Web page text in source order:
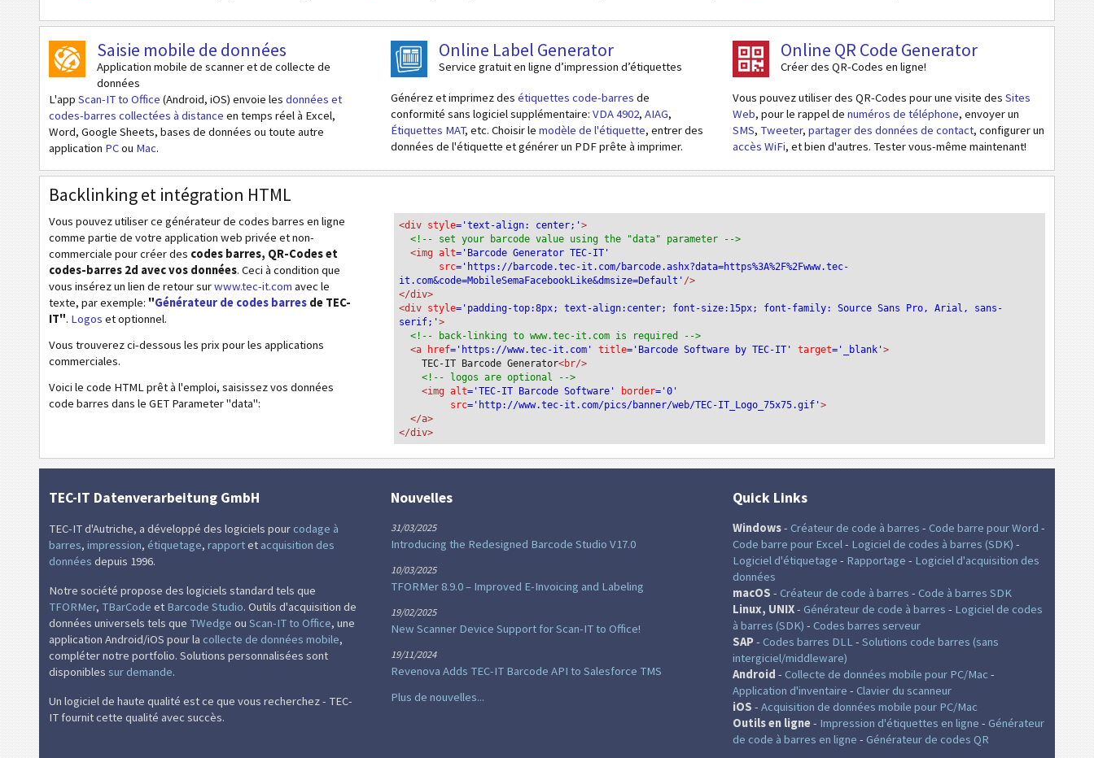
Codes de santé
Codes ISBN
Cartes de visite
Codes calendrier
Wi-Fi codes barres
Saisie mobile de données
Application mobile de scanner et de collecte de
données
L'app Scan-IT to Office (Android, iOS) envoie les données et
codes-barres collectées à distance en temps réel à Excel,
Word, Google Sheets, bases de données ou toute autre
application PCou Mac.
Online Label Generator
Service gratuit en ligne d’impression d’étiquettes
Générez et imprimez des étiquettes code-barres de
conformité sans logiciel supplémentaire: VDA 4902, AIAG,
Étiquettes MAT, etc. Choisir le modèle de l'étiquette, entrer des
données de l'étiquette et générer un PDF prête à imprimer.
Online QR Code Generator
Créer des QR-Codes en ligne!
Vous pouvez utiliser des QR-Codes pour une visite des Sites
Web, pour le rappel de numéros de téléphone, envoyer un
SMS, Tweeter, partager des données de contact, configurer un
accès WiFi, et bien d'autres. Tester vous-même maintenant!
Backlinking et intégration HTML
Vous pouvez utiliser ce générateur de codes barres en ligne
comme partie de votre application web privée et non-
commerciale pour créer des codes barres, QR-Codes et
codes-barres 2d avec vos données. Ceci à condition que
vous insérez un lien de retour surwww.tec-it.com avec le
texte, par exemple: "Générateur de codes barres de TEC-
IT". Logos et optionnel.
Vous trouverez ci-dessous les prix pour les applications
commerciales.
Voici le code HTML prêt à l'emploi, saisissez vos données
code barres dans le GET Parameter "data":
<div style='text-align: center;'>
<!-- set your barcode value using the "data" parameter -->
<img alt='Barcode Generator TEC-IT'
src='https://barcode.tec-it.com/barcode.ashx?data=https%3A%2F%2Fwww.tec-
it.com&code=MobileSemaFacebookLike&dmsize=Default' />
</div>
<div style='padding-top:8px; text-align:center; font-size:15px; font-family: Source Sans Pro, Arial, sans-
serif;'>
<!-- back-linking to www.tec-it.com is required -->
<a
href='https://www.tec-it.com' title='Barcode Software by TEC-IT' target='_blank'>
TEC-IT Barcode Generator<br/>
<!-- logos are optional -->
<img alt='TEC-IT Barcode Software' border='0'
src='http://www.tec-it.com/pics/banner/web/TEC-IT_Logo_75x75.gif'>
</a>
</div>
TEC-IT Datenverarbeitung GmbH
TEC-IT d'Autriche, a développé des logiciels pour codage à
barres, impression, étiquetage, rapportet acquisition des
données depuis 1996.
Notre société propose des logiciels standard tels que
TFORMer, TBarCode et Barcode Studio. Outils d'acquisition de
données universels tels que TWedge ou Scan-IT to Office, une
application Android/iOS pour la collecte de données mobile,
compléter notre portfolio. Solutions personnalisées sont
disponibles sur demande.
Un logiciel de haute qualité est ce que vous recherchez - TEC-
IT fournit cette qualité avec succès.
Nouvelles
31/03/2025
Introducing the Redesigned Barcode Studio V17.0
10/03/2025
TFORMer 8.9.0 – Improved E-Invoicing and Labeling
19/02/2025
New Scanner Device Support for Scan-IT to Office!
19/11/2024
Revenova Adds TEC-IT Barcode API to Salesforce TMS
Plus de nouvelles...
Quick Links
Windows- Créateur de code à barres - Code barre pour Word -
Code barre pour Excel- Logiciel de codes à barres (SDK) -
Logiciel d'étiquetage - Rapportage - Logiciel d'acquisition des
données
macOS - Créateur de code à barres - Code à barres SDK
Linux, UNIX- Générateur de code à barres - Logiciel de codes
à barres (SDK) - Codes barres serveur
SAP- Codes barres DLL- Solutions code barres (sans
intergiciel/middleware)
Android - Collecte de données mobile pour PC/Mac -
Application d'inventaire - Clavier du scanneur
iOS - Acquisition de données mobile pour PC/Mac
Outils en ligne- Impression d'étiquettes en ligne - Générateur
de code à barres en ligne - Générateur de codes QR